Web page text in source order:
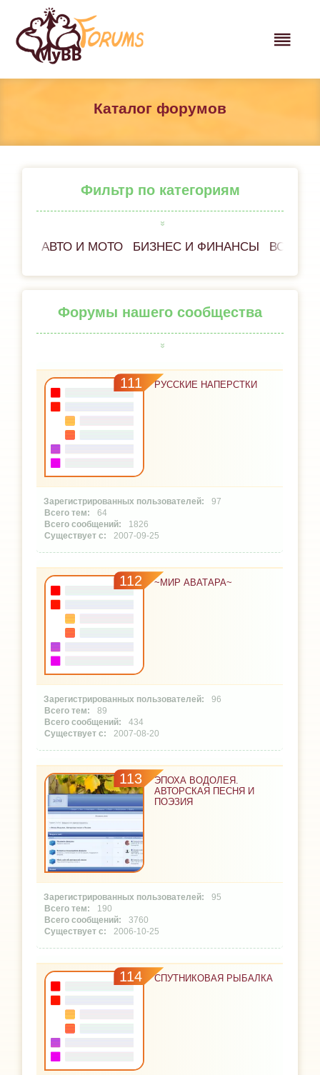
Каталог форумов
Фильтр по категориям
АВТО И МОТО БИЗНЕС И ФИНАНСЫ ВСЁ
Форумы нашего сообщества
111 РУССКИЕ НАПЕРСТКИ
97
64
1826
2007-09-25
112 ~МИР АВАТАРА~
96
89
434
2007-08-20
113
ЭПОХА ВОДОЛЕЯ.
АВТОРСКАЯ ПЕСНЯ И
ПОЭЗИЯ
95
190
3760
2006-10-25
114 СПУТНИКОВАЯ РЫБАЛКА